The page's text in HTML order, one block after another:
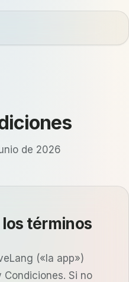
de 2026
términos
(«la app»)
Si no